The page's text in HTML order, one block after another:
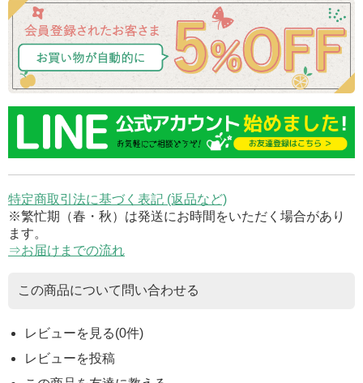
特定商取引法に基づく表記 (返品など)
※繁忙期（春・秋）は発送にお時間をいただく場合があり
ます。
⇒お届けまでの流れ
この商品について問い合わせる
レビューを見る(0件)
レビューを投稿